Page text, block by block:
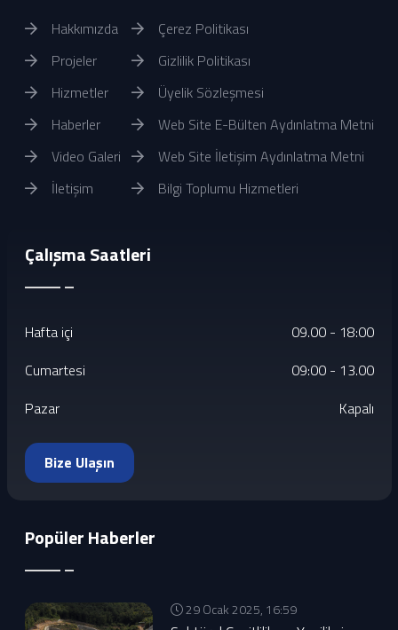
Hakkımızda
Projeler
Hizmetler
Haberler
Video Galeri
İletişim
Çerez Politikası
Gizlilik Politikası
Üyelik Sözleşmesi
Web Site E-Bülten Aydınlatma Metni
Web Site İletişim Aydınlatma Metni
Bilgi Toplumu Hizmetleri
Çalışma Saatleri
Hafta içi
09.00 - 18:00
Cumartesi
09:00 - 13.00
Pazar
Kapalı
Bize Ulaşın
Popüler Haberler
29 Ocak 2025, 16:59